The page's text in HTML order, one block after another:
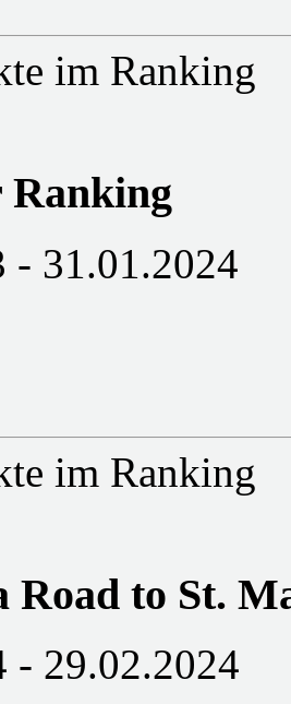
im Ranking
Ranking
- 31.01.2024
im Ranking
Road to St.
- 29.02.2024